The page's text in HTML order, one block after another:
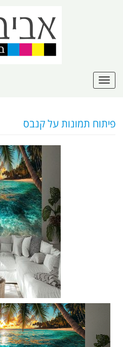
פיתוח תמונות על קנבס